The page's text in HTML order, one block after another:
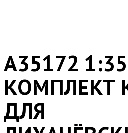
A35172 1:35
КОМПЛЕКТ
ДЛЯ